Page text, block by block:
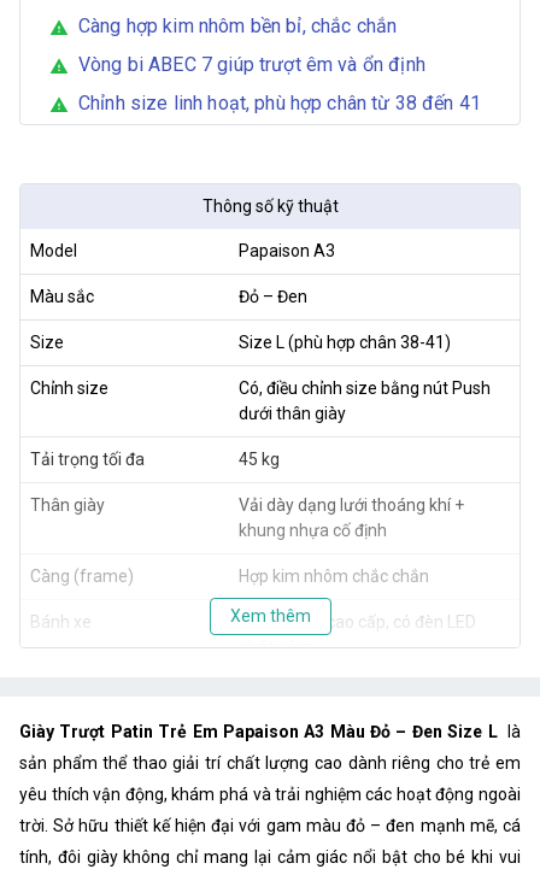
warning Càng hợp kim nhôm bền bỉ, chắc chắn
warning Vòng bi ABEC 7 giúp trượt êm và ổn định
warning Chỉnh size linh hoạt, phù hợp chân từ 38 đến 41
Thông số kỹ thuật
Model Papaison A3
Màu sắc Đỏ – Đen
Size Size L (phù hợp chân 38-41)
Chỉnh size
Có, điều chỉnh size bằng nút Push
dưới thân giày
Tải trọng tối đa 45 kg
Thân giày
Vải dày dạng lưới thoáng khí +
khung nhựa cố định
Càng (frame) Hợp kim nhôm chắc chắn
Bánh xe
Cao su pha cao cấp, có đèn LED
phát sáng
Đối tượng sử dụng
Trẻ em (khoảng 5–12 tuổi tùy chiều
cao/cân nặng)
Xem thêm
Giày Trượt Patin Trẻ Em Papaison A3 Màu Đỏ – Đen Size L là
sản phẩm thể thao giải trí chất lượng cao dành riêng cho trẻ em
yêu thích vận động, khám phá và trải nghiệm các hoạt động ngoài
trời. Sở hữu thiết kế hiện đại với gam màu đỏ – đen mạnh mẽ, cá
tính, đôi giày không chỉ mang lại cảm giác nổi bật cho bé khi vui